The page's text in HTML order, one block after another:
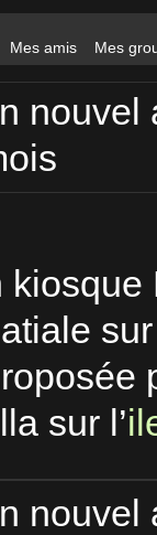
Mes amis Mes
kiosque
sur l’